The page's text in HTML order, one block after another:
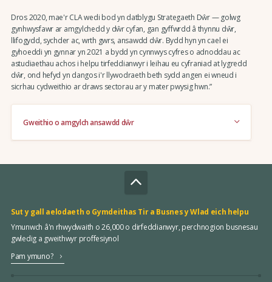
Dros 2020, mae'r CLA wedi bod yn datblygu Strategaeth Dŵr — golwg
gynhwysfawr ar amgylchedd y dŵr cyfan, gan gyffwrdd â thynnu dŵr,
llifogydd, sychder ac, wrth gwrs, ansawdd dŵr. Bydd hyn yn cael ei
gyhoeddi yn gynnar yn 2021 a bydd yn cynnwys cyfres o adnoddau ac
astudiaethau achos i helpu tirfeddianwyr i leihau eu cyfraniad at lygredd
dŵr, ond hefyd yn dangos i'r llywodraeth beth sydd angen ei wneud i
sicrhau cydweithio ar draws sectorau ar y mater pwysig hwn.”
Gweithio o amgylch ansawdd dŵr
Sut y gall aelodaeth o Gymdeithas Tir a Busnes y Wlad eich helpu
Ymunwch â'n rhwydwaith o 26,000 o dirfeddianwyr, perchnogion busnesau
gwledig a gweithwyr proffesiynol
Pam ymuno?